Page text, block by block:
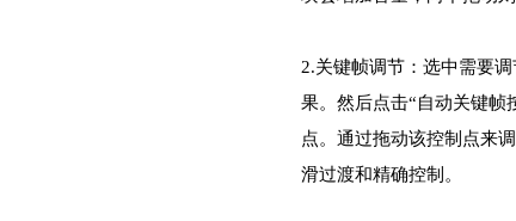
2.关键帧调节：选中需要
果。然后点击“自动关键帧
点。通过拖动该控制点来
滑过渡和精确控制。